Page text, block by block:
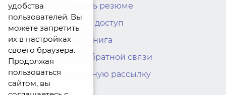
удобства
пользователей. Вы
можете запретить
их в настройках
своего браузера.
Продолжая
пользоваться
сайтом, вы
Согласие - отправить резюме
Согласие - пробный доступ
Согласие - Главная книга
Согласие - Форма обратной связи
Согласие на рекламную рассылку